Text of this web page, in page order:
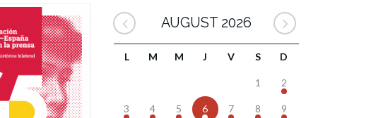
AUGUST 2026
L M M J V S D
1 2
3 4 5 6 7 8 9